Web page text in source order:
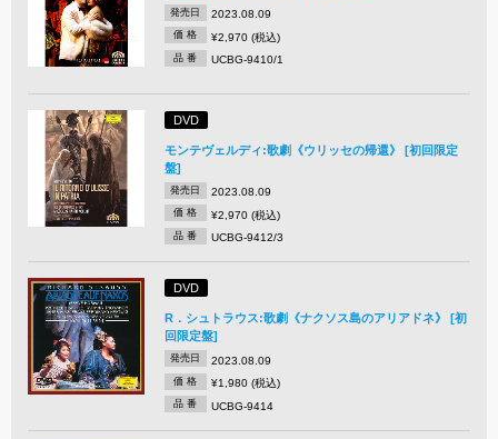
発売日 2023.08.09
価 格 ¥2,970 (税込)
品 番 UCBG-9410/1
DVD
モンテヴェルディ:歌劇《ウリッセの帰還》 [初回限定
盤]
発売日 2023.08.09
価 格 ¥2,970 (税込)
品 番 UCBG-9412/3
DVD
R．シュトラウス:歌劇《ナクソス島のアリアドネ》 [初
回限定盤]
発売日 2023.08.09
価 格 ¥1,980 (税込)
品 番 UCBG-9414